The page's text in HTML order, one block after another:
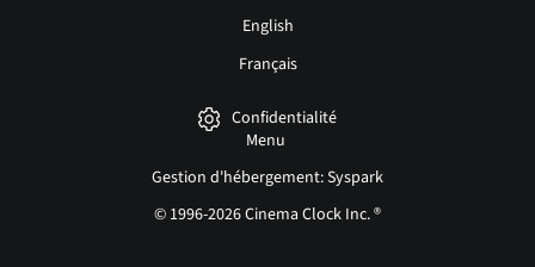
English
Français
Confidentialité
Menu
Gestion d'hébergement: Syspark
© 1996-2026 Cinema Clock Inc. ®